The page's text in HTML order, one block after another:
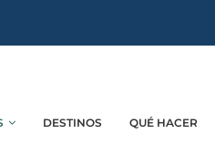
DESTINOS QUÉ HACER